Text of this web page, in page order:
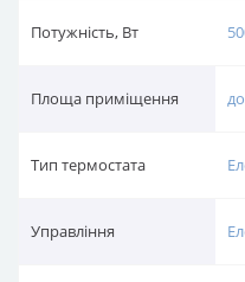
Потужність, Вт
Площа приміщення
Тип термостата
Управління